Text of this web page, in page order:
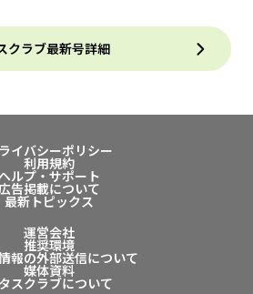
クラブ最新号詳細
イバシーポリシー
利用規約
ヘルプ・サポート
告掲載について
最新トピックス
運営会社
推奨環境
報の外部送信について
媒体資料
スクラブについて